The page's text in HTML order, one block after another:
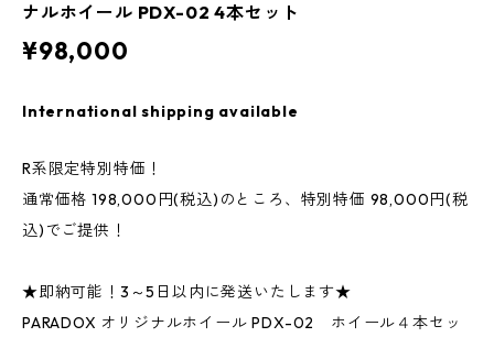
ナルホイール PDX-02 4本セット
¥98,000
International shipping available
R系限定特別特価！
通常価格 198,000円(税込)のところ、特別特価 98,000円(税
込)でご提供！
★即納可能！3～5日以内に発送いたします★
PARADOX オリジナルホイール PDX-02 ホイール４本セッ